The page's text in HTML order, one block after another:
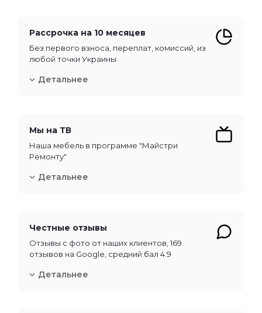
Рассрочка на 10 месяцев
Без первого взноса, переплат, комиссий, из
любой точки Украины
Детальнее
Мы на ТВ
Наша мебель в программе "Майстри
Ремонту"
Детальнее
Честные отзывы
Отзывы с фото от наших клиентов, 169
отзывов на Google, средний бал 4.9
Детальнее